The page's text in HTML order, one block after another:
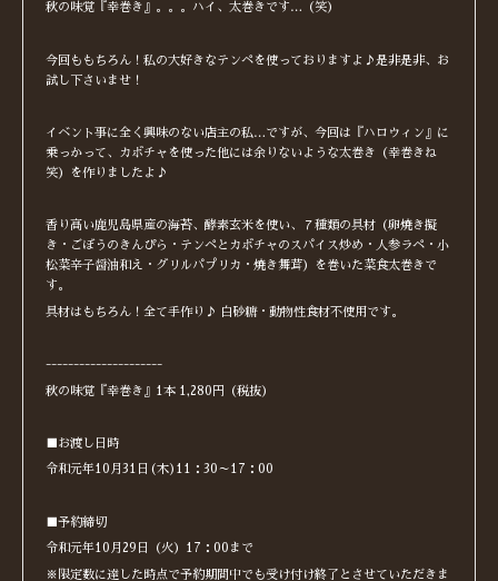
秋の味覚『幸巻き』。。。ハイ、太巻きです…（笑）
今回ももちろん！私の大好きなテンペを使っておりますよ♪是非是非、お
試し下さいませ！
イベント事に全く興味のない店主の私…ですが、今回は『ハロウィン』に
乗っかって、カボチャを使った他には余りないような太巻き（幸巻きね
笑）を作りましたよ♪
香り高い鹿児島県産の海苔、酵素玄米を使い、７種類の具材（卵焼き擬
き・ごぼうのきんぴら・テンペとカボチャのスパイス炒め・人参ラペ・小
松菜辛子醤油和え・グリルパプリカ・焼き舞茸）を巻いた菜食太巻きで
す。
具材はもちろん！全て手作り♪ 白砂糖・動物性食材不使用です。
---------------------
秋の味覚『幸巻き』1本 1,280円（税抜）
■お渡し日時
令和元年10月31日(木)11：30～17：00
■予約締切
令和元年10月29日（火）17：00まで
※限定数に達した時点で予約期間中でも受け付け終了とさせていただきま